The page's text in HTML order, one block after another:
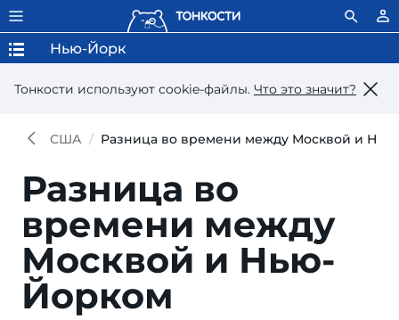
Тонкости используют сookie-файлы. Что это значит?
Нью-Йорк
США Разница во времени между Москвой и
Разница во
времени между
Москвой и Нью-
Йорком